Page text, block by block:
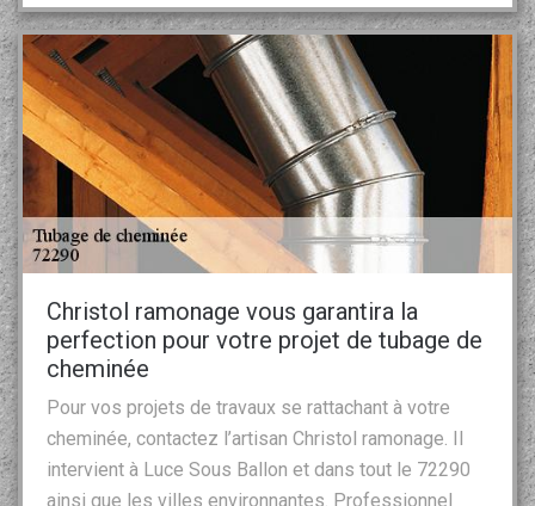
Christol ramonage vous garantira la
perfection pour votre projet de tubage de
cheminée
Pour vos projets de travaux se rattachant à votre
cheminée, contactez l’artisan Christol ramonage. Il
intervient à Luce Sous Ballon et dans tout le 72290
ainsi que les villes environnantes. Professionnel